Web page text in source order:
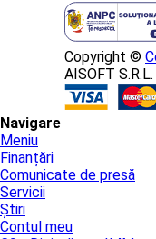
Copyright ©
AISOFT
Navigare
Meniu
Finanțări
Comunicate de presă
Servicii
Știri
Contul meu